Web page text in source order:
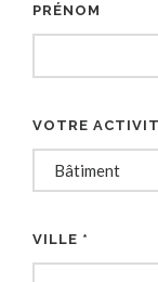
PRÉNOM
VOTRE
VILLE *